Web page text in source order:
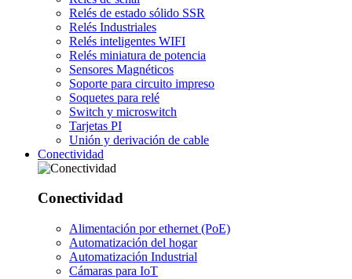
Relés de estado sólido SSR
Relés Industriales
Relés inteligentes WIFI
Relés miniatura de potencia
Sensores Magnéticos
Soporte para circuito impreso
Soquetes para relé
Switch y microswitch
Tarjetas PI
Unión y derivación de cable
Conectividad
Conectividad
Alimentación por ethernet (PoE)
Automatización del hogar
Automatización Industrial
Cámaras para IoT